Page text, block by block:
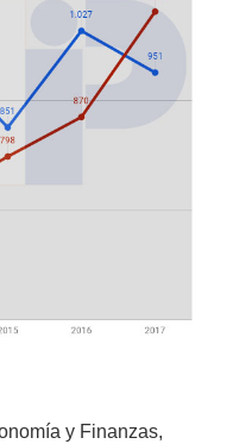
y Finanzas,